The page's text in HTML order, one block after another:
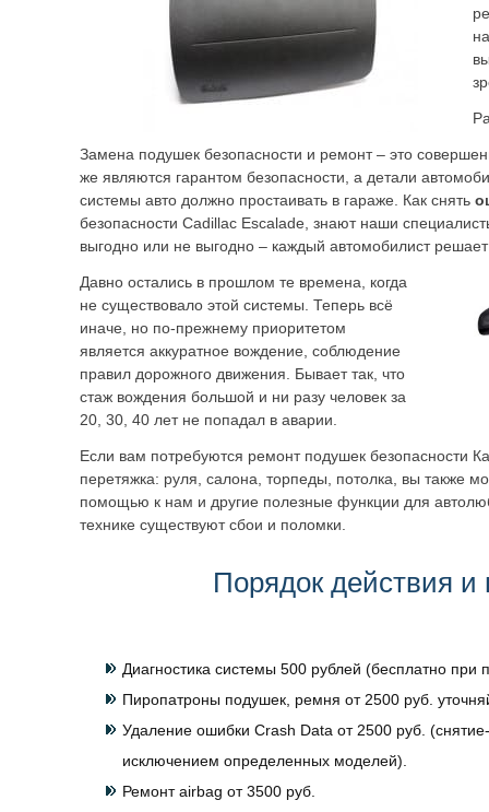
Замена подушек безопасности и ремонт – это
же являются гарантом безопасности, а детали
системы авто должно простаивать в гараже. Как снять
безопасности Cadillac Escalade, знают наши
выгодно или не выгодно – каждый автомобилист
Давно остались в прошлом те времена, когда
не существовало этой системы. Теперь всё
иначе, но по-прежнему приоритетом
является аккуратное вождение, соблюдение
правил дорожного движения. Бывает так, что
стаж вождения большой и ни разу человек за
20, 30, 40 лет не попадал в аварии.
Если вам потребуются ремонт подушек безопасности
перетяжка: руля, салона, торпеды, потолка, вы также
помощью к нам и другие полезные функции для
технике существуют сбои и поломки.
Порядок действия и
Диагностика системы 500 рублей (бесплатно при
Пиропатроны подушек, ремня от 2500 руб.
Удаление ошибки Crash Data от 2500 руб. (снятие-
исключением определенных моделей).
Ремонт airbag от 3500 руб.